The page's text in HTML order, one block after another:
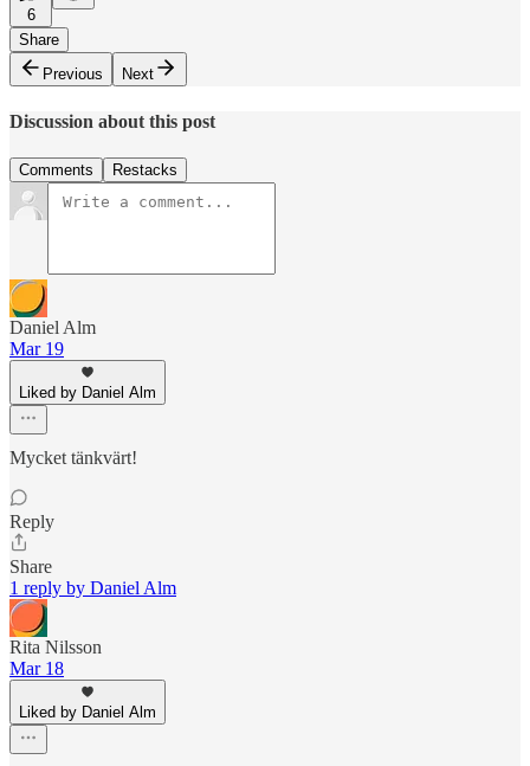
6
Share
Previous
Next
Discussion about this post
Comments Restacks
Daniel Alm
Mar 19
Liked by Daniel Alm
Mycket tänkvärt!
Reply
Share
1 reply by Daniel Alm
Rita Nilsson
Mar 18
Liked by Daniel Alm